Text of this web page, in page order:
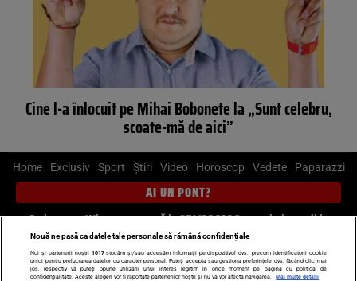
Cine l-a înlocuit pe Mihai Bobonete la „Sunt celebru,
scoate-mă de aici”
Home Exclusiv Sport Știri Video Horoscop Vedete Paparazzi
AI UN PONT?
Scrie-ne pe Whatsapp, sună la 0741226226 sau trimite mail la
pont@cancan.ro
Știri interne Știri externe Politică
Nouă ne pasă ca datele tale personale să rămână confidențiale
Noi și partenerii noștri 1017stocăm și/sau accesăm informații pe dispozitivul dvs., precum identificatorii cookie
unici pentru prelucrarea datelor cu caracter personal. Puteți accepta sau gestiona preferințele dvs. făcând clic mai
jos, respectiv vă puteți opune utilizării unui interes legitim în orice moment pe pagina cu politica de
confidențialitate. Aceste alegeri vor fi raportate partenerilor noștri și nu vă vor afecta navigarea.
Mai multe detalii